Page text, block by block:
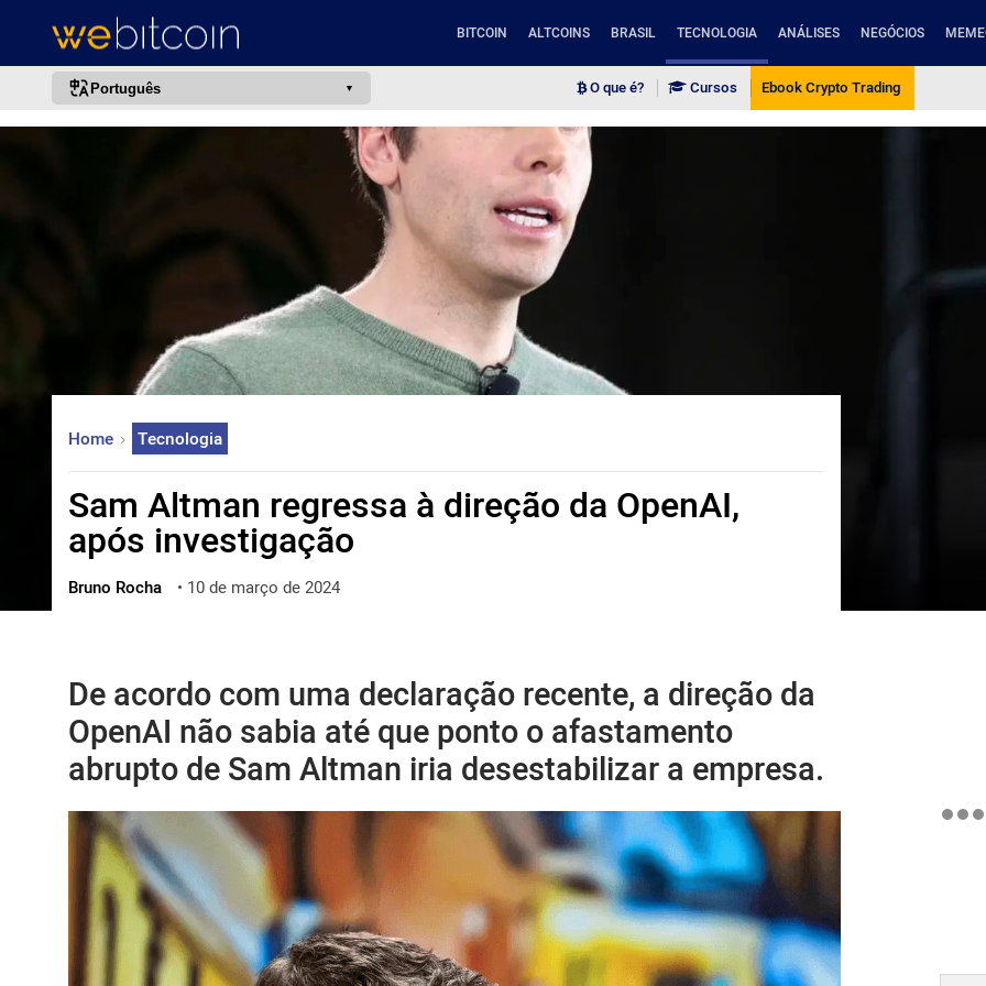
BITCOIN ALTCOINS BRASIL TECNOLOGIA ANÁLISES NEGÓCIOS
Português
한국어
العربية
ไทย
ქართული
O que é? Cursos Ebook Crypto Trading
Home Tecnologia
Sam Altman regressa à direção da OpenAI,
após investigação
Bruno Rocha • 10 de março de 2024
De acordo com uma declaração recente, a direção da
OpenAI não sabia até que ponto o afastamento
abrupto de Sam Altman iria desestabilizar a empresa.